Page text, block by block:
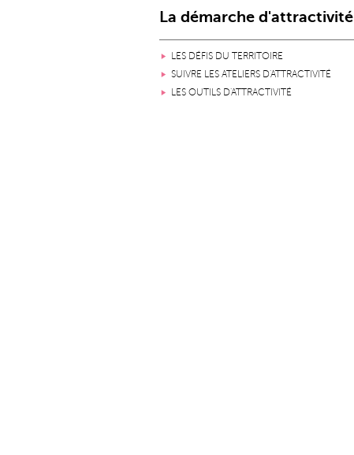
La démarche d'attractivité
LES DÉFIS DU TERRITOIRE
SUIVRE LES ATELIERS D'ATTRACTIVITÉ
LES OUTILS D'ATTRACTIVITÉ